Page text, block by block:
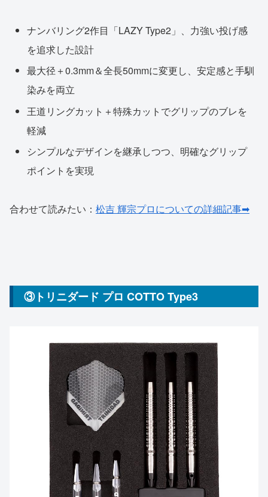
ナンバリング2作目「LAZY Type2」、力強い投げ感
を追求した設計
最大径＋0.3mm＆全長50mmに変更し、安定感と手馴
染みを両立
王道リングカット＋特殊カットでグリップのブレを
軽減
シンプルなデザインを継承しつつ、明確なグリップ
ポイントを実現
合わせて読みたい： 松吉 輝宗プロについての詳細記事➡
③トリニダード プロ COTTO Type3